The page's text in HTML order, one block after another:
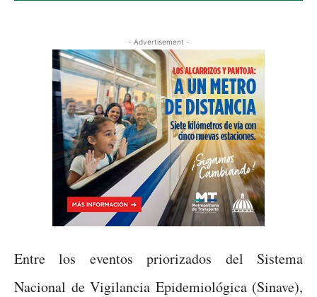
- Advertisement -
Entre los eventos priorizados del Sistema
Nacional de Vigilancia Epidemiológica (Sinave),